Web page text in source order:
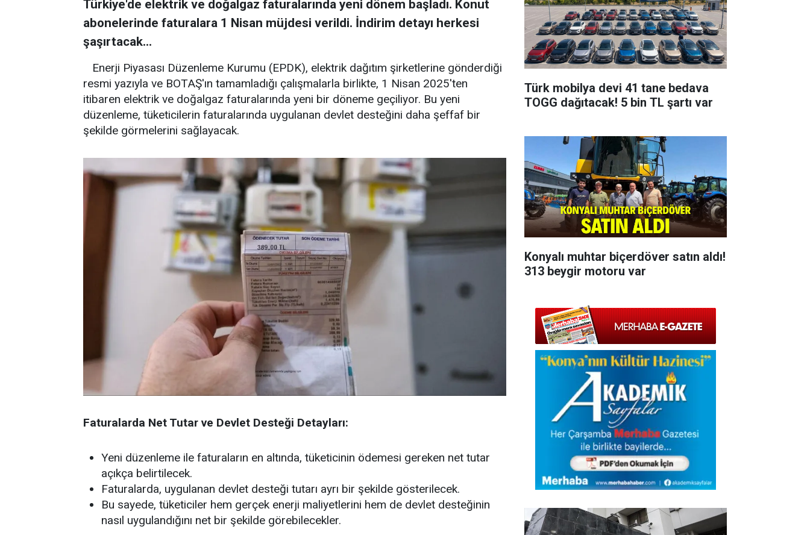
Türkiye'de elektrik ve doğalgaz faturalarında yeni dönem başladı. Konut
abonelerinde faturalara 1 Nisan müjdesi verildi. İndirim detayı herkesi
şaşırtacak...
Enerji Piyasası Düzenleme Kurumu (EPDK), elektrik dağıtım şirketlerine gönderdiği
resmi yazıyla ve BOTAŞ'ın tamamladığı çalışmalarla birlikte, 1 Nisan 2025'ten
itibaren elektrik ve doğalgaz faturalarında yeni bir döneme geçiliyor. Bu yeni
düzenleme, tüketicilerin faturalarında uygulanan devlet desteğini daha şeffaf bir
şekilde görmelerini sağlayacak.
Faturalarda Net Tutar ve Devlet Desteği Detayları:
Yeni düzenleme ile faturaların en altında, tüketicinin ödemesi gereken net tutar
açıkça belirtilecek.
Faturalarda, uygulanan devlet desteği tutarı ayrı bir şekilde gösterilecek.
Bu sayede, tüketiciler hem gerçek enerji maliyetlerini hem de devlet desteğinin
nasıl uygulandığını net bir şekilde görebilecekler.
Türk mobilya devi 41 tane bedava
TOGG dağıtacak! 5 bin TL şartı var
Konyalı muhtar biçerdöver satın aldı!
313 beygir motoru var